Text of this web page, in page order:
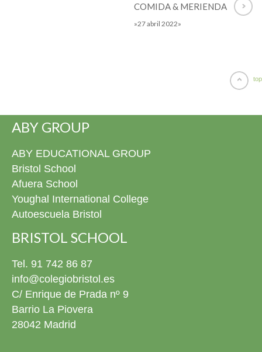
COMIDA & MERIENDA
»27 abril 2022»
top
ABY GROUP
ABY EDUCATIONAL GROUP
Bristol School
Afuera School
Youghal International College
Autoescuela Bristol
BRISTOL SCHOOL
Tel. 91 742 86 87
info@colegiobristol.es
C/ Enrique de Prada nº 9
Barrio La Piovera
28042 Madrid